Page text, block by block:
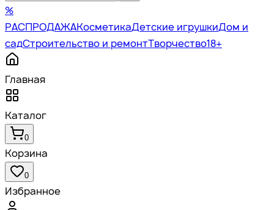
%
РАСПРОДАЖАКосметикаДетские игрушкиДом и
садСтроительство и ремонтТворчество18+
Главная
Каталог
0
Корзина
0
Избранное